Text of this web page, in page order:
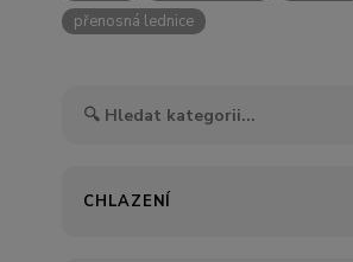
přenosná lednice
CHLAZENÍ